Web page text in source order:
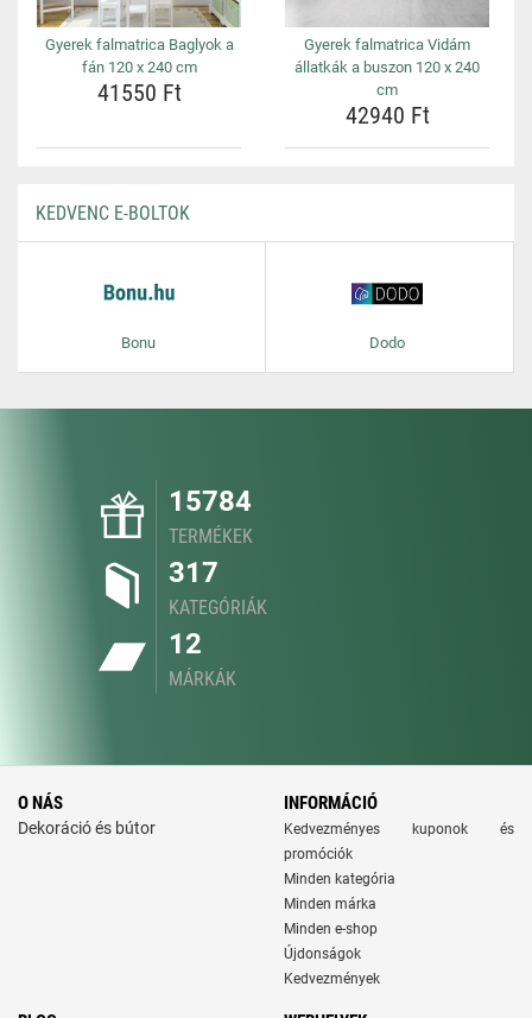
Gyerek falmatrica Baglyok a
fán 120 x 240 cm
41550 Ft
Gyerek falmatrica Vidám
állatkák a buszon 120 x 240
cm
42940 Ft
KEDVENC E-BOLTOK
Bonu Dodo
15784
TERMÉKEK
317
KATEGÓRIÁK
12
MÁRKÁK
O NÁS
Dekoráció és bútor
INFORMÁCIÓ
Kedvezményes kuponok és
promóciók
Minden kategória
Minden márka
Minden e-shop
Újdonságok
Kedvezmények